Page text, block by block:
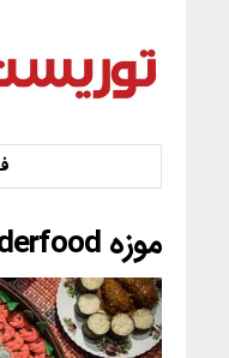
موزه Wonderfood